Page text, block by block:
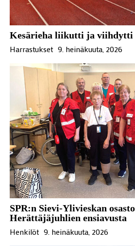
Kesärieha liikutti ja viihdytti
Harrastukset 9. heinäkuuta, 2026
SPR:n Sievi-Ylivieskan
Herättäjäjuhlien ensiavusta
Henkilöt 9. heinäkuuta, 2026